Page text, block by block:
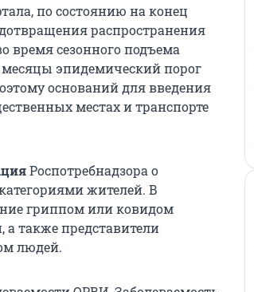
по состоянию на конец
распространения
время сезонного подъема
эпидемический порог
оснований для введения
местах и транспорте
Роспотребнадзора о
жителей. В
гриппом или ковидом
также представители
людей.